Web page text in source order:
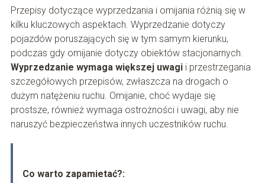
Przepisy dotyczące wyprzedzania i omijania różnią się w
kilku kluczowych aspektach. Wyprzedzanie dotyczy
pojazdów poruszających się w tym samym kierunku,
podczas gdy omijanie dotyczy obiektów stacjonarnych.
Wyprzedzanie wymaga większej uwagii przestrzegania
szczegółowych przepisów, zwłaszcza na drogach o
dużym natężeniu ruchu. Omijanie, choć wydaje się
prostsze, również wymaga ostrożności i uwagi, aby nie
naruszyć bezpieczeństwa innych uczestników ruchu.
Co warto zapamietać?: